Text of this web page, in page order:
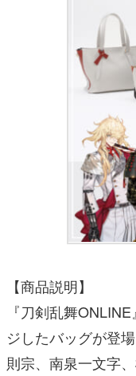
【商品説明】
『刀剣乱舞
ジしたバッグが登
則宗、南泉一文字